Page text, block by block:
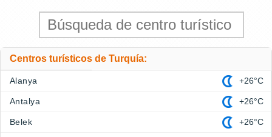
Centros turísticos de Turquía:
Alanya +26°C
Antalya +26°C
Belek +26°C